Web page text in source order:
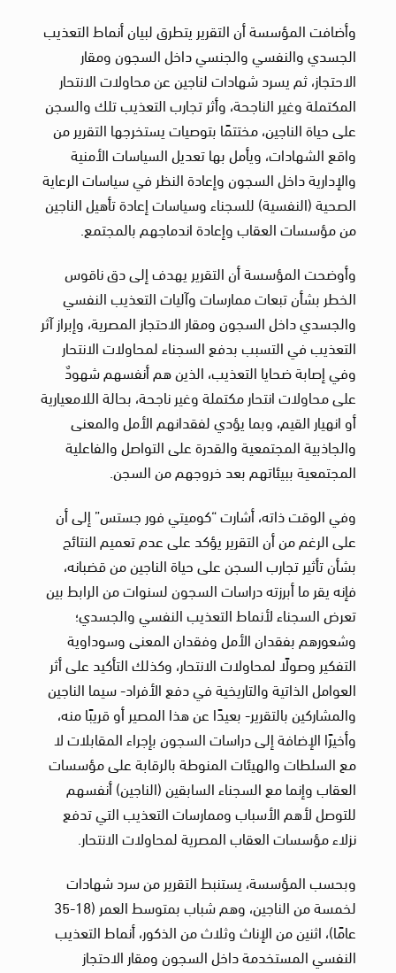
وأضافت المؤسسة أن التقرير يتطرق لبيان أنماط التعذيب
الجسدي والنفسي والجنسي داخل السجون ومقار
الاحتجاز، ثم يسرد شهادات لناجين عن محاولات الانتحار
المكتملة وغير الناجحة، وأثر تجارب التعذيب تلك والسجن
على حياة الناجين، مختتمًا بتوصيات يستخرجها التقرير من
واقع الشهادات، ويأمل بها تعديل السياسات الأمنية
والإدارية داخل السجون وإعادة النظر في سياسات الرعاية
الصحية (النفسية) للسجناء وسياسات إعادة تأهيل الناجين
من مؤسسات العقاب وإعادة اندماجهم بالمجتمع.
وأوضحت المؤسسة أن التقرير يهدف إلى دق ناقوس
الخطر بشأن تبعات ممارسات وآليات التعذيب النفسي
والجسدي داخل السجون ومقار الاحتجاز المصرية، وإبراز آثر
التعذيب في التسبب بدفع السجناء لمحاولات الانتحار
وفي إصابة ضحايا التعذيب، الذين هم أنفسهم شهودٌ
على محاولات انتحار مكتملة وغير ناجحة، بحالة اللامعيارية
أو انهيار القيم، وبما يؤدي لفقدانهم الأمل والمعنى
والجاذبية المجتمعية والقدرة على التواصل والفاعلية
المجتمعية ببيئاتهم بعد خروجهم من السجن.
وفي الوقت ذاته، أشارت “كوميتي فور جستس” إلى أن
على الرغم من أن التقرير يؤكد على عدم تعميم النتائج
بشأن تأثير تجارب السجن على حياة الناجين من قضبانه،
فإنه يقر ما أبرزته دراسات السجون لسنوات من الرابط بين
تعرض السجناء لأنماط التعذيب النفسي والجسدي؛
وشعورهم بفقدان الأمل وفقدان المعنى وسوداوية
التفكير وصولًا لمحاولات الانتحار، وكذلك التأكيد على أثر
العوامل الذاتية والتاريخية في دفع الأفراد- سيما الناجين
والمشاركين بالتقرير- بعيدًا عن هذا المصير أو قريبًا منه،
وأخيرًا الإضافة إلى دراسات السجون بإجراء المقابلات لا
مع السلطات والهيئات المنوطة بالرقابة على مؤسسات
العقاب وإنما مع السجناء السابقين (الناجين) أنفسهم
للتوصل لأهم الأسباب وممارسات التعذيب التي تدفع
نزلاء مؤسسات العقاب المصرية لمحاولات الانتحار.
وبحسب المؤسسة، يستنبط التقرير من سرد شهادات
لخمسة من الناجين، وهم شباب بمتوسط العمر (18-35
عامًا)، اثنين من الإناث وثلاث من الذكور، أنماط التعذيب
النفسي المستخدمة داخل السجون ومقار الاحتجاز